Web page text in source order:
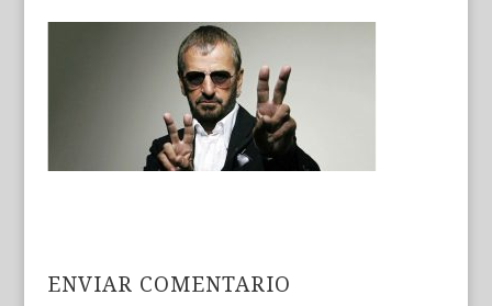
ENVIAR COMENTARIO